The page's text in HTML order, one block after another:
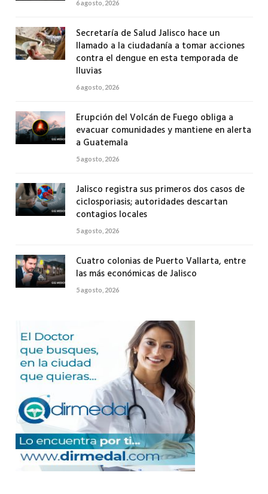
6 agosto, 2026
Secretaría de Salud Jalisco hace un
llamado a la ciudadanía a tomar acciones
contra el dengue en esta temporada de
lluvias
6 agosto, 2026
Erupción del Volcán de Fuego obliga a
evacuar comunidades y mantiene en alerta
a Guatemala
5 agosto, 2026
Jalisco registra sus primeros dos casos de
ciclosporiasis; autoridades descartan
contagios locales
5 agosto, 2026
Cuatro colonias de Puerto Vallarta, entre
las más económicas de Jalisco
5 agosto, 2026